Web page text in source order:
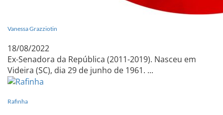
Vanessa Grazziotin
18/08/2022
Ex-Senadora da República (2011-2019). Nasceu em
Videira (SC), dia 29 de junho de 1961. ...
Rafinha